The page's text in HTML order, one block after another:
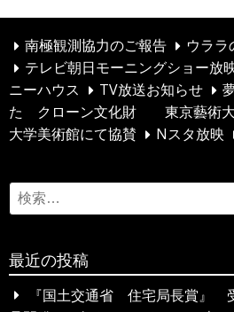
ナ
ビ
ゲ
ー
シ
ン
南極観測協力のご報告 ウララ
テレビ朝日モーニングショー放
ニーハウス
TV放送お知らせ
た クローン文化財 東京藝術大
大学美術館にて協賛
Nスタ放映
S
e
r
h
最近の投稿
『国土交通省 住宅局長賞』